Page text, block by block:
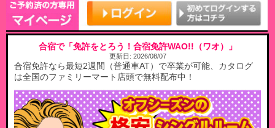
合宿で「免許をとろう！合宿免許WAO!!（ワオ）」
更新日: 2026/08/07
合宿免許なら最短2週間（普通車AT）で卒業が可能、カタログ
は全国のファミリーマート店頭で無料配布中！